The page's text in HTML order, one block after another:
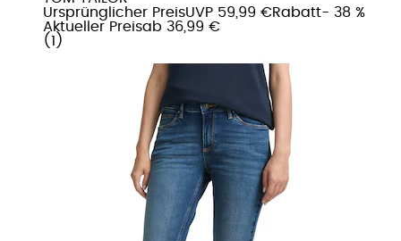
Ursprünglicher PreisUVP 59,99 €Rabatt- 38 %
Aktueller Preisab 36,99 €
( 1 )